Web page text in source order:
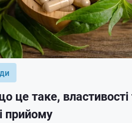
це таке, властивості
прийому